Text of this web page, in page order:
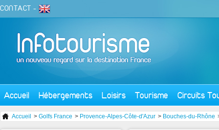
CONTACT -
Accueil Hébergements Loisirs Tourisme Circuits
Accueil > Golfs France > Provence-Alpes-Côte-d'Azur > Bouches-du-Rhône